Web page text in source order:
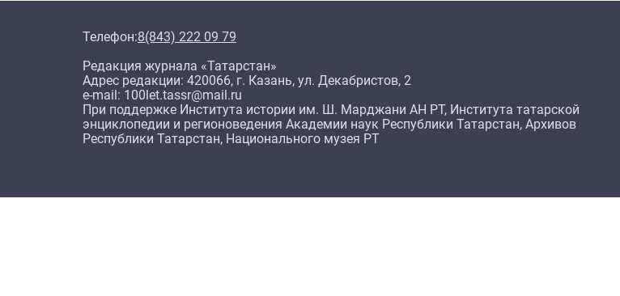
Телефон:8(843) 222 09 79
Редакция журнала «Татарстан»
Адрес редакции: 420066, г. Казань, ул. Декабристов, 2
e-mail: 100let.tassr@mail.ru
При поддержке Института истории им. Ш. Марджани АН РТ, Института татарской
энциклопедии и регионоведения Академии наук Республики Татарстан, Архивов
Республики Татарстан, Национального музея РТ